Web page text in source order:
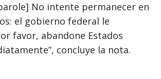
No intente permanecer en
el gobierno federal le
favor, abandone Estados
concluye la nota.